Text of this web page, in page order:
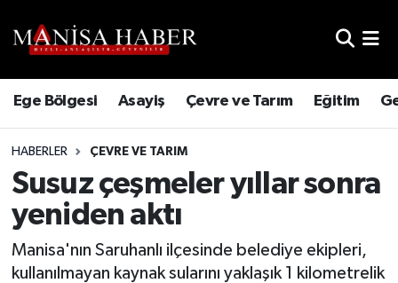
Ege Bölgesi Asayiş Çevre ve Tarım Eğitim
HABERLER ÇEVRE VE TARIM
Susuz çeşmeler yıllar sonra
yeniden aktı
Manisa'nın Saruhanlı ilçesinde belediye ekipleri,
kullanılmayan kaynak sularını yaklaşık 1 kilometrelik
Trafik Durumu
Süper Lig Puan Durumu ve Fikstür
Tüm Manşetler
Son Dakika Haberleri